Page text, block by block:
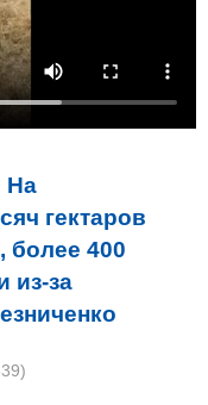
На
гектаров
более 400
из-за